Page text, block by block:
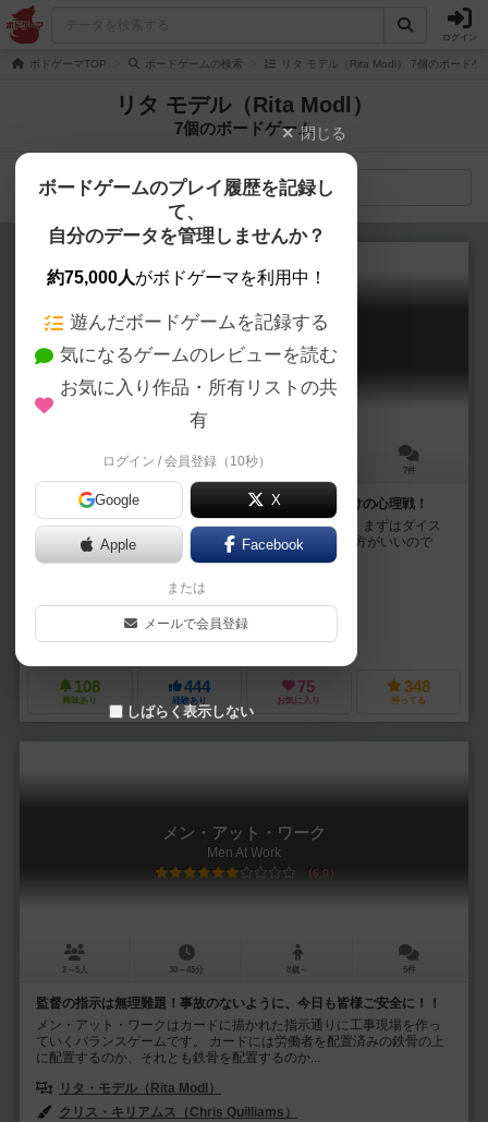
ログイン
ボドゲーマTOP ボードゲームの検索 リタ モデル（Rita Modl） 7個のボードゲ
リタ モデル（Rita Modl）
7個のボードゲーム
検索メニュー
12王国の玉座
King of 12
20～40分 7件
被った上に被って、さらに被る！？バッティングだらけの心理戦！
｢12王国の玉座｣は、4人まで遊べるカードゲームです。 まずはダイス
を振り、自分の強さを決めましょう。1~12で、大きい方がいいので
す。 その後で、カードの効果を...
リタ・モデル（Rita Modl）
108
興味あり
444
経験あり
75
お気に入り
348
持ってる
メン・アット・ワーク
Men At Work
6.0
2～5人 30～45分 8歳～ 5件
監督の指示は無理難題！事故のないように、今日も皆様ご安全に！！
メン・アット・ワークはカードに描かれた指示通りに工事現場を作っ
ていくバランスゲームです。 カードには労働者を配置済みの鉄骨の上
に配置するのか、それとも鉄骨を配置するのか...
リタ・モデル（Rita Modl）
クリス・キリアムス（Chris Quilliams）
閉じる
ボードゲームのプレイ履歴を記録し
て、
自分のデータを管理しませんか？
約75,000人がボドゲーマを利用中！
遊んだボードゲームを記録する
気になるゲームのレビューを読む
お気に入り作品・所有リストの共
有
ログイン / 会員登録（10秒）
Google X
Apple Facebook
または
メールで会員登録
しばらく表示しない